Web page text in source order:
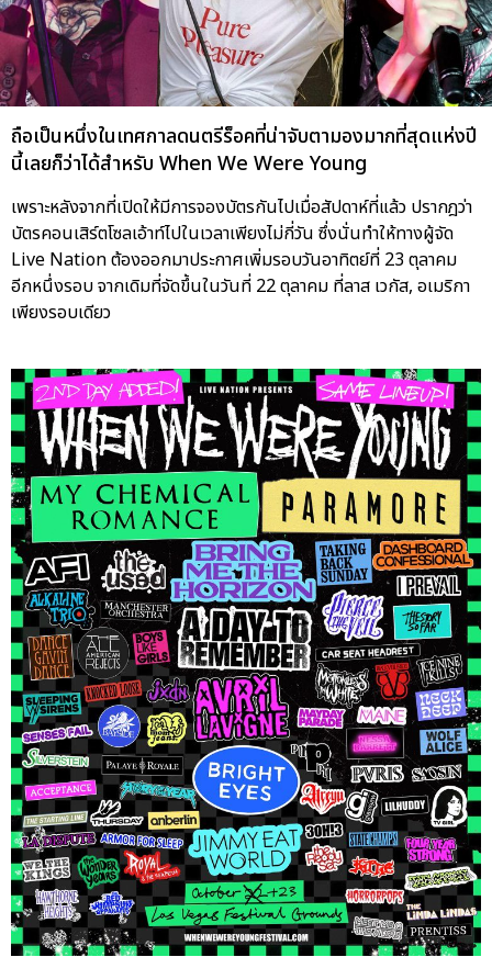
ถือเป็นหนึ่งในเทศกาลดนตรีร็อคที่น่าจับตามองมากที่สุดแห่งปี
นี้เลยก็ว่าได้สำหรับ When We Were Young
เพราะหลังจากที่เปิดให้มีการจองบัตรกันไปเมื่อสัปดาห์ที่แล้ว ปรากฎว่า
บัตรคอนเสิร์ตโซลเอ้าท์ไปในเวลาเพียงไม่กี่วัน ซึ่งนั่นทำให้ทางผู้จัด
Live Nation ต้องออกมาประกาศเพิ่มรอบวันอาทิตย์ที่ 23 ตุลาคม
อีกหนึ่งรอบ จากเดิมที่จัดขึ้นในวันที่ 22 ตุลาคม ที่ลาส เวกัส, อเมริกา
เพียงรอบเดียว